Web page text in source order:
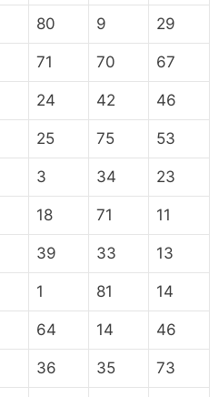
80 9 29
71 70 67
24 42 46
25 75 53
3 34 23
18 71 11
39 33 13
1 81 14
64 14 46
36 35 73